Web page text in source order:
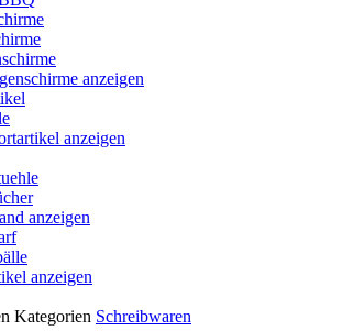
anzeigen
anzeigen
anzeigen
anzeigen
Kategorien Schreibwaren